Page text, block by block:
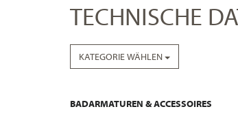
TECHNISCHE
KATEGORIE WÄHLEN
BADARMATUREN & ACCESSOIRES